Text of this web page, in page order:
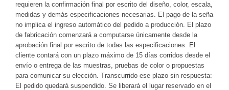
requieren la confirmación final por escrito del diseño, color, escala,
medidas y demás especificaciones necesarias. El pago de la seña
no implica el ingreso automático del pedido a producción. El plazo
de fabricación comenzará a computarse únicamente desde la
aprobación final por escrito de todas las especificaciones. El
cliente contará con un plazo máximo de 15 días corridos desde el
envío o entrega de las muestras, pruebas de color o propuestas
para comunicar su elección. Transcurrido ese plazo sin respuesta:
El pedido quedará suspendido. Se liberará el lugar reservado en el